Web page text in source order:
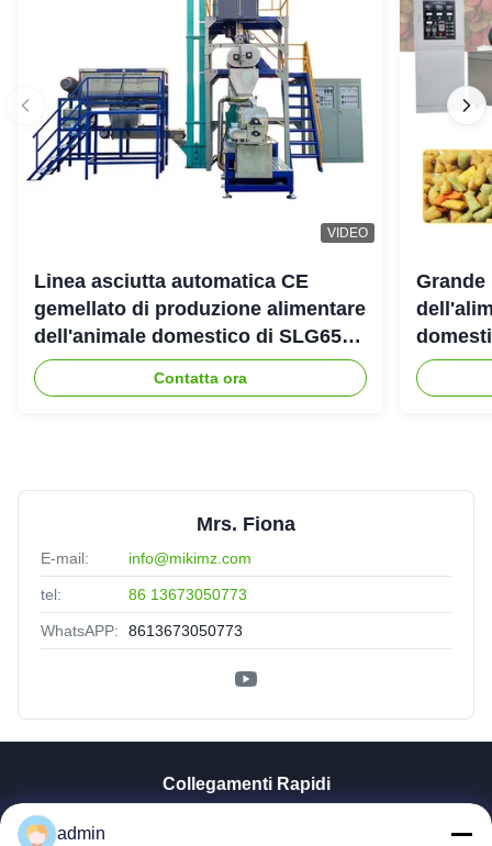
VIDEO
Linea asciutta automatica CE
gemellato di produzione alimentare
dell'animale domestico di SLG65
SLG70 dell'estrusore a vite di
parallelo
Contatta ora
Grande
Mrs. Fiona
E-mail: info@mikimz.com
tel: 86 13673050773
WhatsAPP: 8613673050773
Collegamenti Rapidi
admin